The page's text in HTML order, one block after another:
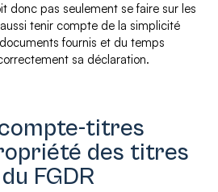
donc pas seulement se faire sur les
tenir compte de la simplicité
fournis et du temps
sa déclaration.
titres
des titres
FGDR